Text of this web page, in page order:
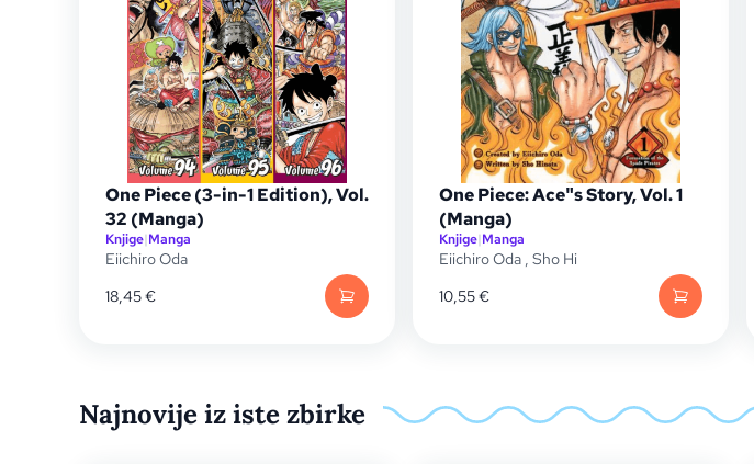
One Piece (3-in-1 Edition), Vol.
32 (Manga)
Knjige|Manga
Eiichiro Oda
18,45€
One Piece: Ace"s Story, Vol. 1
(Manga)
Knjige|Manga
Eiichiro Oda , Sho Hi
10,55€
Najnovije iz iste zbirke